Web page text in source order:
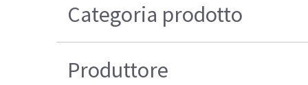
Categoria prodotto
Produttore